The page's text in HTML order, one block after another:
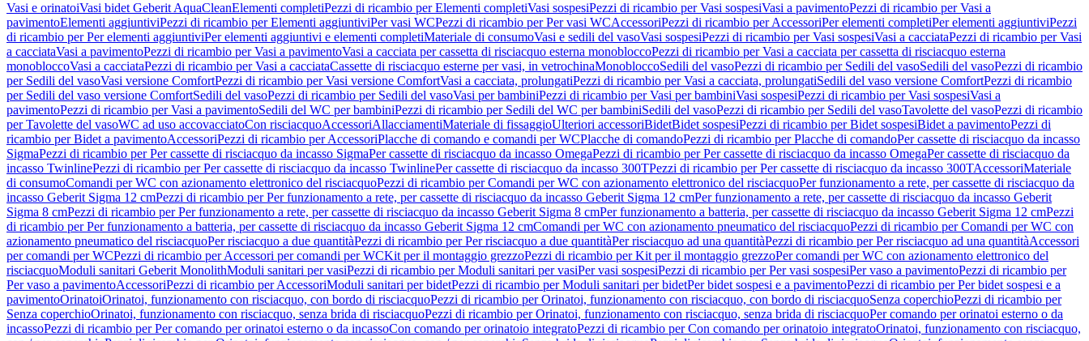
Vasi e orinatoiVasi bidet Geberit AquaCleanElementi completiPezzi di ricambio per Elementi completiVasi sospesiPezzi di ricambio per Vasi sospesiVasi a pavimentoPezzi di ricambio per Vasi a
pavimentoElementi aggiuntiviPezzi di ricambio per Elementi aggiuntiviPer vasi WCPezzi di ricambio per Per vasi WCAccessoriPezzi di ricambio per AccessoriPer elementi completiPer elementi aggiuntiviPezzi
di ricambio per Per elementi aggiuntiviPer elementi aggiuntivi e elementi completiMateriale di consumoVasi e sedili del vasoVasi sospesiPezzi di ricambio per Vasi sospesiVasi a cacciataPezzi di ricambio per Vasi
a cacciataVasi a pavimentoPezzi di ricambio per Vasi a pavimentoVasi a cacciata per cassetta di risciacquo esterna monobloccoPezzi di ricambio per Vasi a cacciata per cassetta di risciacquo esterna
monobloccoVasi a cacciataPezzi di ricambio per Vasi a cacciataCassette di risciacquo esterne per vasi, in vetrochinaMonobloccoSedili del vasoPezzi di ricambio per Sedili del vasoSedili del vasoPezzi di ricambio
per Sedili del vasoVasi versione ComfortPezzi di ricambio per Vasi versione ComfortVasi a cacciata, prolungatiPezzi di ricambio per Vasi a cacciata, prolungatiSedili del vaso versione ComfortPezzi di ricambio
per Sedili del vaso versione ComfortSedili del vasoPezzi di ricambio per Sedili del vasoVasi per bambiniPezzi di ricambio per Vasi per bambiniVasi sospesiPezzi di ricambio per Vasi sospesiVasi a
pavimentoPezzi di ricambio per Vasi a pavimentoSedili del WC per bambiniPezzi di ricambio per Sedili del WC per bambiniSedili del vasoPezzi di ricambio per Sedili del vasoTavolette del vasoPezzi di ricambio
per Tavolette del vasoWC ad uso accovacciatoCon risciacquoAccessoriAllacciamentiMateriale di fissaggioUlteriori accessoriBidetBidet sospesiPezzi di ricambio per Bidet sospesiBidet a pavimentoPezzi di
ricambio per Bidet a pavimentoAccessoriPezzi di ricambio per AccessoriPlacche di comando e comandi per WCPlacche di comandoPezzi di ricambio per Placche di comandoPer cassette di risciacquo da incasso
SigmaPezzi di ricambio per Per cassette di risciacquo da incasso SigmaPer cassette di risciacquo da incasso OmegaPezzi di ricambio per Per cassette di risciacquo da incasso OmegaPer cassette di risciacquo da
incasso TwinlinePezzi di ricambio per Per cassette di risciacquo da incasso TwinlinePer cassette di risciacquo da incasso 300TPezzi di ricambio per Per cassette di risciacquo da incasso 300TAccessoriMateriale
di consumoComandi per WC con azionamento elettronico del risciacquoPezzi di ricambio per Comandi per WC con azionamento elettronico del risciacquoPer funzionamento a rete, per cassette di risciacquo da
incasso Geberit Sigma 12 cmPezzi di ricambio per Per funzionamento a rete, per cassette di risciacquo da incasso Geberit Sigma 12 cmPer funzionamento a rete, per cassette di risciacquo da incasso Geberit
Sigma 8 cmPezzi di ricambio per Per funzionamento a rete, per cassette di risciacquo da incasso Geberit Sigma 8 cmPer funzionamento a batteria, per cassette di risciacquo da incasso Geberit Sigma 12 cmPezzi
di ricambio per Per funzionamento a batteria, per cassette di risciacquo da incasso Geberit Sigma 12 cmComandi per WC con azionamento pneumatico del risciacquoPezzi di ricambio per Comandi per WC con
azionamento pneumatico del risciacquoPer risciacquo a due quantitàPezzi di ricambio per Per risciacquo a due quantitàPer risciacquo ad una quantitàPezzi di ricambio per Per risciacquo ad una quantitàAccessori
per comandi per WCPezzi di ricambio per Accessori per comandi per WCKit per il montaggio grezzoPezzi di ricambio per Kit per il montaggio grezzoPer comandi per WC con azionamento elettronico del
risciacquoModuli sanitari Geberit MonolithModuli sanitari per vasiPezzi di ricambio per Moduli sanitari per vasiPer vasi sospesiPezzi di ricambio per Per vasi sospesiPer vaso a pavimentoPezzi di ricambio per
Per vaso a pavimentoAccessoriPezzi di ricambio per AccessoriModuli sanitari per bidetPezzi di ricambio per Moduli sanitari per bidetPer bidet sospesi e a pavimentoPezzi di ricambio per Per bidet sospesi e a
pavimentoOrinatoiOrinatoi, funzionamento con risciacquo, con bordo di risciacquoPezzi di ricambio per Orinatoi, funzionamento con risciacquo, con bordo di risciacquoSenza coperchioPezzi di ricambio per
Senza coperchioOrinatoi, funzionamento con risciacquo, senza brida di risciacquoPezzi di ricambio per Orinatoi, funzionamento con risciacquo, senza brida di risciacquoPer comando per orinatoi esterno o da
incassoPezzi di ricambio per Per comando per orinatoi esterno o da incassoCon comando per orinatoio integratoPezzi di ricambio per Con comando per orinatoio integratoOrinatoi, funzionamento con risciacquo,